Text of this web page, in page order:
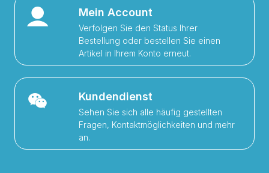
Mein Account
Verfolgen Sie den Status Ihrer
Bestellung oder bestellen Sie einen
Artikel in Ihrem Konto erneut.
Kundendienst
Sehen Sie sich alle häufig gestellten
Fragen, Kontaktmöglichkeiten und mehr
an.